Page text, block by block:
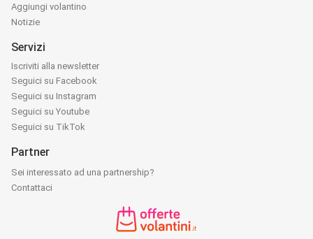
Aggiungi volantino
Notizie
Servizi
Iscriviti alla newsletter
Seguici su Facebook
Seguici su Instagram
Seguici su Youtube
Seguici su TikTok
Partner
Sei interessato ad una partnership?
Contattaci